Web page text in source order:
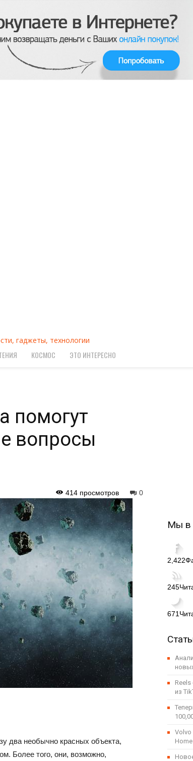
гаджеты, технологии
КОСМОС ЭТО ИНТЕРЕСНО
помогут
вопросы
0
414 просмотров
два необычно красных объекта,
Более того, они, возможно,
Мы в
2,422
245
671
из
Volvo
Home